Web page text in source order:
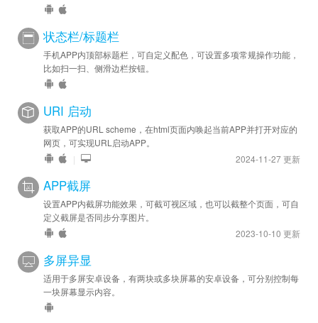
状态栏/标题栏
手机APP内顶部标题栏，可自定义配色，可设置多项常规操作功能，
比如扫一扫、侧滑边栏按钮。
URI 启动
获取APP的URL scheme，在html页面内唤起当前APP并打开对应的
网页，可实现URL启动APP。
|
2024-11-27 更新
APP截屏
设置APP内截屏功能效果，可截可视区域，也可以截整个页面，可自
定义截屏是否同步分享图片。
2023-10-10 更新
多屏异显
适用于多屏安卓设备，有两块或多块屏幕的安卓设备，可分别控制每
一块屏幕显示内容。